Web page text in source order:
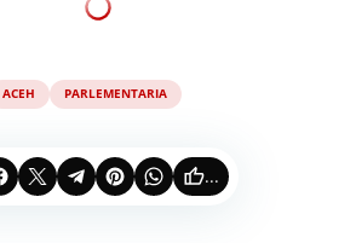
ACEH PARLEMENTARIA
...